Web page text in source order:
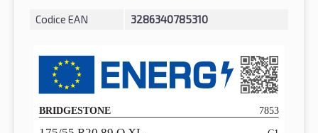
Codice EAN 3286340785310